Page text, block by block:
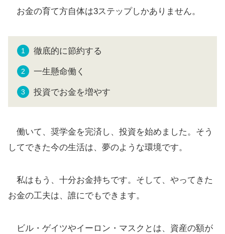
お金の育て方自体は3ステップしかありません。
徹底的に節約する
一生懸命働く
投資でお金を増やす
働いて、奨学金を完済し、投資を始めました。そう
してできた今の生活は、夢のような環境です。
私はもう、十分お金持ちです。そして、やってきた
お金の工夫は、誰にでもできます。
ビル・ゲイツやイーロン・マスクとは、資産の額が